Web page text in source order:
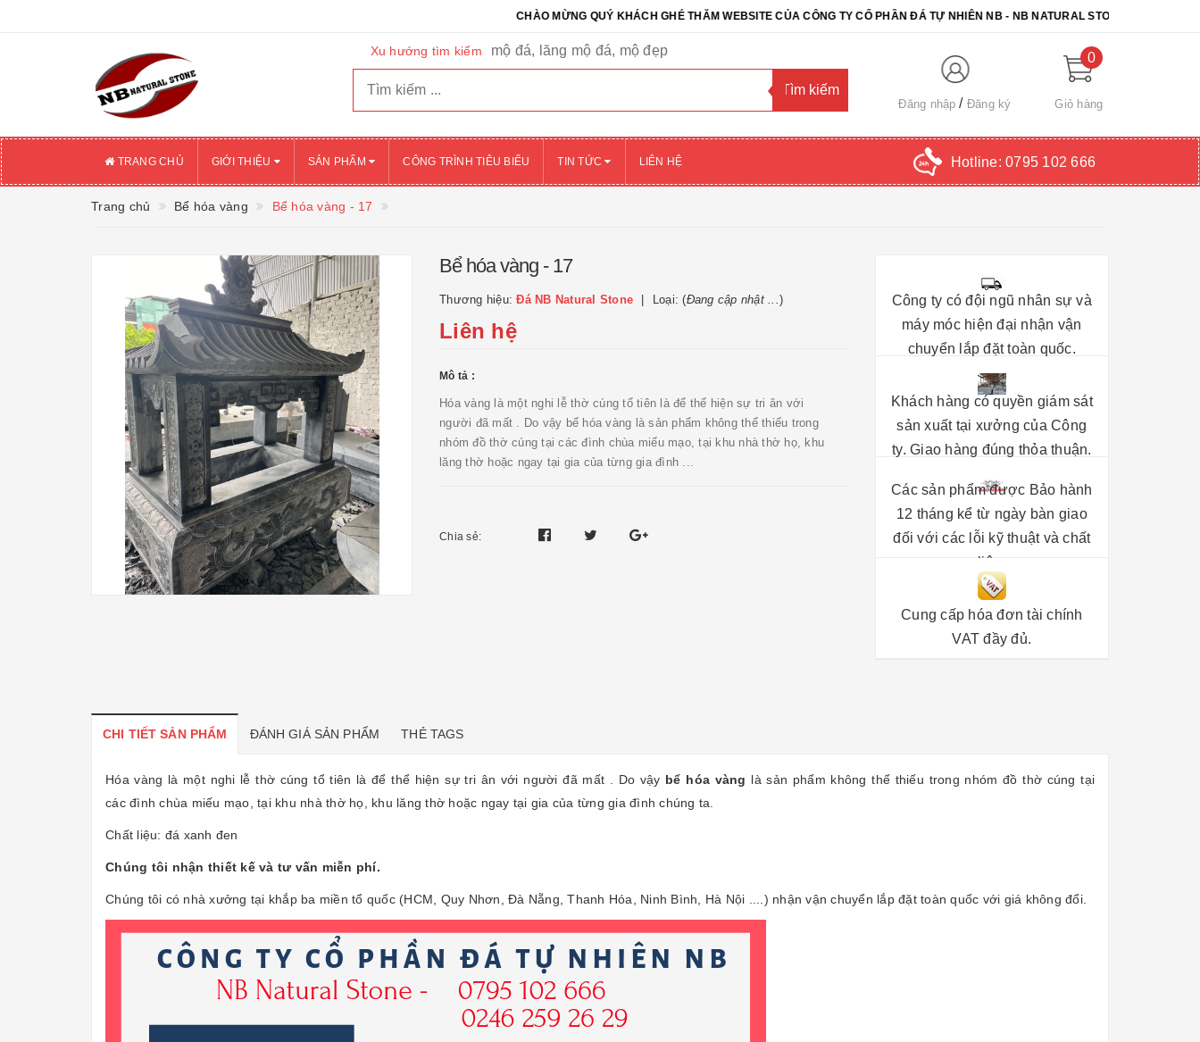
CHÀO MỪNG QUÝ KHÁCH GHÉ THĂM WEBSITE CỦA CÔNG TY CỔ PHẦN ĐÁ TỰ NHIÊN NB - NB NATURAL STONE. CHÚC QUÝ
Xu hướng tìm kiếm mộ đá, lăng mộ đá, mộ đẹp
Đăng nhập Đăng ký
0
Giỏ hàng
TRANG CHỦ GIỚI THIỆU SẢN PHẨM CÔNG TRÌNH TIÊU BIỂU TIN TỨC LIÊN HỆ Hotline: 0795 102 666
Trang chủ Bể hóa vàng Bể hóa vàng - 17
Bể hóa vàng - 17
Thương hiệu:Đá NB Natural Stone Loại: (Đang cập nhật ...)
Liên hệ
Mô tả :
Hóa vàng là một nghi lễ thờ cúng tổ tiên là để thể hiện sự tri ân với
người đã mất . Do vậy bể hóa vàng là sản phẩm không thể thiếu trong
nhóm đồ thờ cúng tại các đình chùa miếu mạo, tại khu nhà thờ họ, khu
lăng thờ hoặc ngay tại gia của từng gia đình ...
Chia sẻ:
Công ty có đội ngũ nhân sự và
máy móc hiện đại nhận vận
chuyển lắp đặt toàn quốc.
Khách hàng có quyền giám sát
sản xuất tại xưởng của Công
ty. Giao hàng đúng thỏa thuận.
Các sản phẩm được Bảo hành
12 tháng kể từ ngày bàn giao
đối với các lỗi kỹ thuật và chất
liệu.
Cung cấp hóa đơn tài chính
VAT đầy đủ.
CHI TIẾT SẢN PHẨM ĐÁNH GIÁ SẢN PHẨM THẺ TAGS
Hóa vàng là một nghi lễ thờ cúng tổ tiên là để thể hiện sự tri ân với người đã mất . Do vậy bể hóa vàng là sản phẩm không thể thiếu trong nhóm đồ thờ cúng tại
các đình chùa miếu mạo, tại khu nhà thờ họ, khu lăng thờ hoặc ngay tại gia của từng gia đình chúng ta.
Chất liệu: đá xanh đen
Chúng tôi nhận thiết kế và tư vấn miễn phí.
Chúng tôi có nhà xưởng tại khắp ba miền tổ quốc (HCM, Quy Nhơn, Đà Nẵng, Thanh Hóa, Ninh Bình, Hà Nội ....) nhận vận chuyển lắp đặt toàn quốc với giá không đổi.